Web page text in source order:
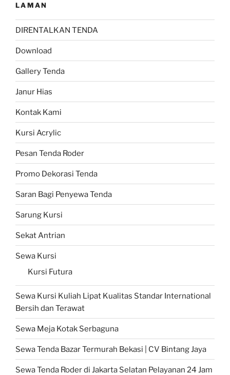
LAMAN
DIRENTALKAN TENDA
Download
Gallery Tenda
Janur Hias
Kontak Kami
Kursi Acrylic
Pesan Tenda Roder
Promo Dekorasi Tenda
Saran Bagi Penyewa Tenda
Sarung Kursi
Sekat Antrian
Sewa Kursi
Kursi Futura
Sewa Kursi Kuliah Lipat Kualitas Standar International
Bersih dan Terawat
Sewa Meja Kotak Serbaguna
Sewa Tenda Bazar Termurah Bekasi | CV Bintang Jaya
Sewa Tenda Roder di Jakarta Selatan Pelayanan 24 Jam